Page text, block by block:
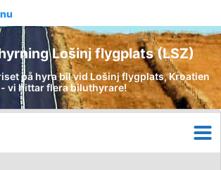
Lošinj flygplats (LSZ)
på hyra bil vid Lošinj flygplats, Kroatien
- vi hittar flera biluthyrare!